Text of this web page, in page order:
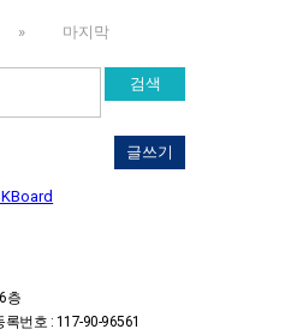
» 마지막
검색
글쓰기
층
번호 : 117-90-96561